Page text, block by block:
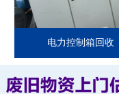
电力控制箱回收